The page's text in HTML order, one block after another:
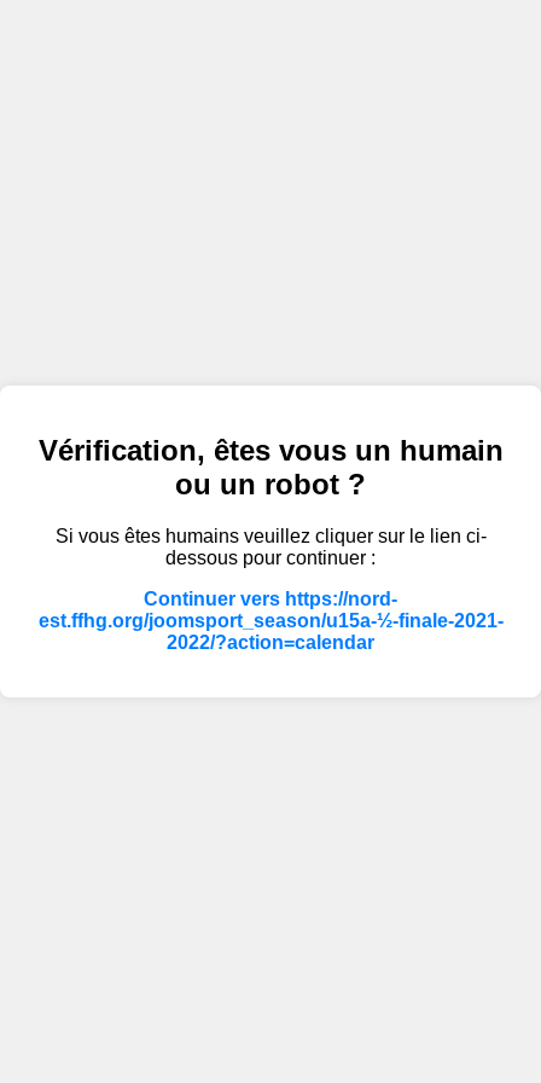
Vérification, êtes vous un humain
ou un robot ?
Si vous êtes humains veuillez cliquer sur le lien ci-
dessous pour continuer :
Continuer vers https://nord-
est.ffhg.org/joomsport_season/u15a-½-finale-2021-
2022/?action=calendar